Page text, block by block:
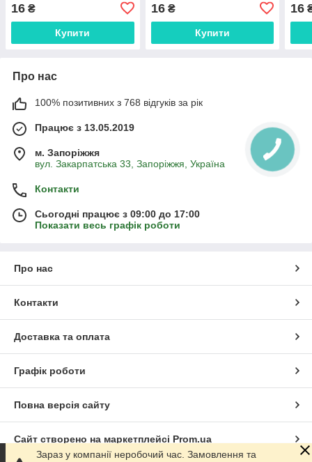
16 ₴
Купити
16₴
Купити
16
Про нас
100% позитивних з 768 відгуків за рік
Працює з 13.05.2019
м. Запоріжжя
вул. Закарпатська 33, Запоріжжя, Україна
Контакти
Сьогодні працює з 09:00 до 17:00
Показати весь графік роботи
Про нас
Контакти
Доставка та оплата
Графік роботи
Повна версія сайту
Сайт створено на маркетплейсі Prom.ua
Зараз у компанії неробочий час. Замовлення та